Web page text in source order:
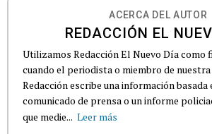
ACERCA DEL AUTOR
REDACCIÓN EL
Utilizamos Redacción El Nuevo Día como
cuando el periodista o miembro de nuestra
Redacción escribe una información basada
comunicado de prensa o un informe
que medie... Leer más